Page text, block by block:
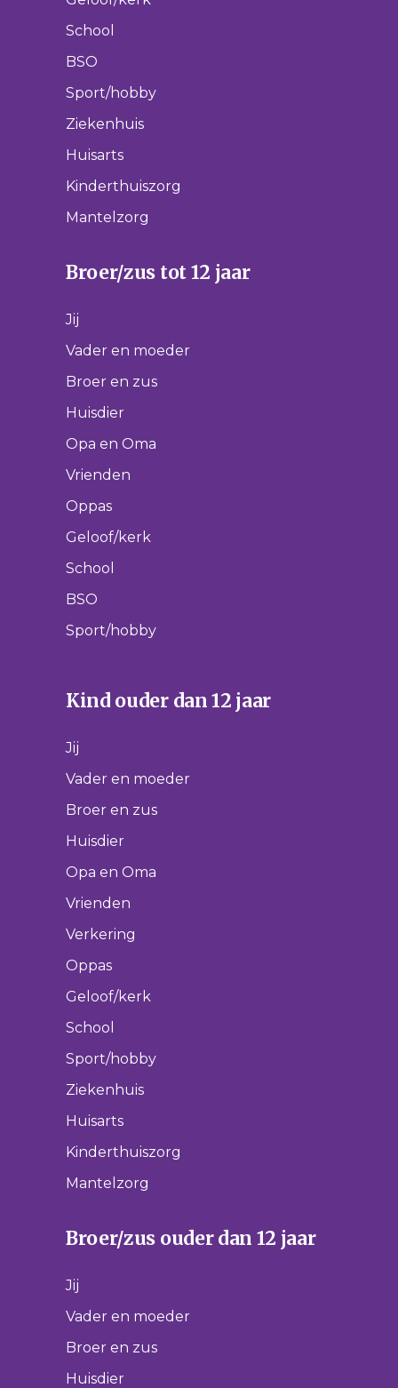
School
BSO
Sport/hobby
Ziekenhuis
Huisarts
Kinderthuiszorg
Mantelzorg
Broer/zus tot 12 jaar
Jij
Vader en moeder
Broer en zus
Huisdier
Opa en Oma
Vrienden
Oppas
Geloof/kerk
School
BSO
Sport/hobby
Kind ouder dan 12 jaar
Jij
Vader en moeder
Broer en zus
Huisdier
Opa en Oma
Vrienden
Verkering
Oppas
Geloof/kerk
School
Sport/hobby
Ziekenhuis
Huisarts
Kinderthuiszorg
Mantelzorg
Broer/zus ouder dan 12 jaar
Jij
Vader en moeder
Broer en zus
Huisdier